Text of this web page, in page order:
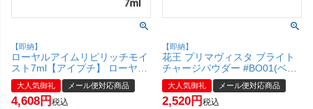
【即納】
ローヤルアイムリピリッチモイ
スト7ml【アイプチ】 ローヤル
化研【メール便対応商品】
【SBT】
大人気御礼 メール便対応商品
4,608 税込
【即納】
花王 プリマヴィスタ ブライト
チャージパウダー #BO01(ベー
ジュオークル01) レフィル 【フ
ァンデーション】 SPF16
PA+++【メール便対応商品】
大人気御礼 メール便対応商品
2,520 税込